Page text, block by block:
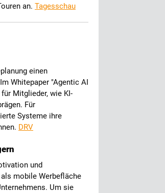
an. Tagesschau
einen
Whitepaper "Agentic AI
Mitglieder, wie KI-
Für
Systeme ihre
DRV
und
mobile Werbefläche
Um sie